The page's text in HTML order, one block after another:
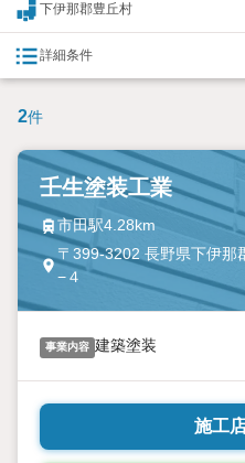
下伊那郡豊丘村
詳細条件
2件
壬生塗装工業
市田駅4.28km
〒399-3202 長野県下伊那
−４
事業内容 建築塗装
施工